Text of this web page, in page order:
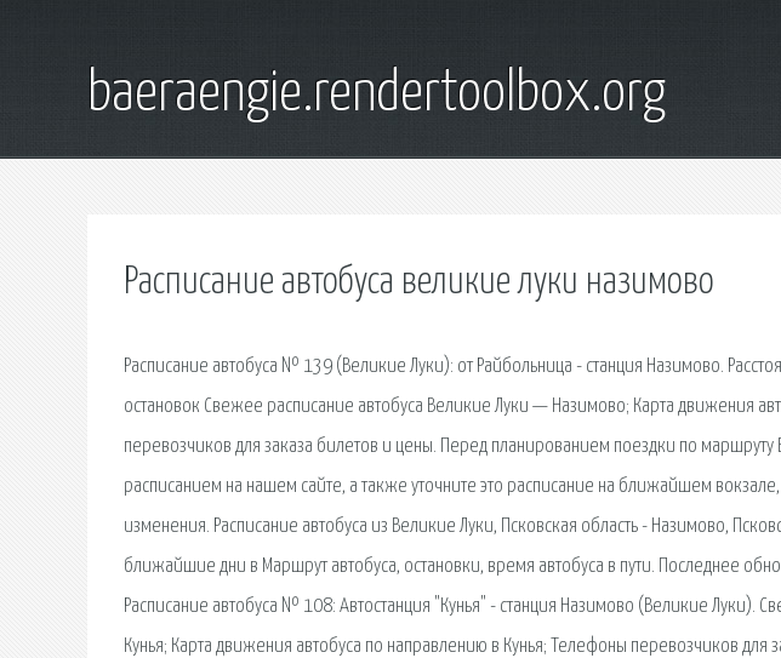
baeraengie.rendertoolbox.org
Расписание автобуса великие луки назимово
Расписание автобуса № 139 (Великие Луки): от Райбольница - станция Назимово.
остановок Свежее расписание автобуса Великие Луки — Назимово; Карта движения
перевозчиков для заказа билетов и цены. Перед планированием поездки по маршруту
расписанием на нашем сайте, а также уточните это расписание на ближайшем
изменения. Расписание автобуса из Великие Луки, Псковская область - Назимово,
ближайшие дни в Маршрут автобуса, остановки, время автобуса в пути. Последнее
Расписание автобуса № 108: Автостанция "Кунья" - станция Назимово (Великие Луки).
Кунья; Карта движения автобуса по направлению в Кунья; Телефоны перевозчиков